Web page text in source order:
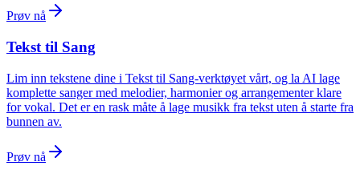
Prøv nå
Tekst til Sang
Lim inn tekstene dine i Tekst til Sang-verktøyet vårt, og la AI lage
komplette sanger med melodier, harmonier og arrangementer klare
for vokal. Det er en rask måte å lage musikk fra tekst uten å starte fra
bunnen av.
Prøv nå